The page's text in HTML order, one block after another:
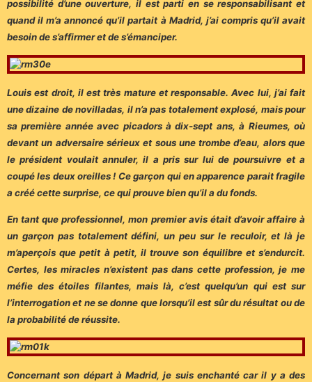
possibilité d’une ouverture, il est parti en se responsabilisant et
quand il m’a annoncé qu’il partait à Madrid, j’ai compris qu’il avait
besoin de s’affirmer et de s’émanciper.
Louis est droit, il est très mature et responsable. Avec lui, j’ai fait
une dizaine de novilladas, il n’a pas totalement explosé, mais pour
sa première année avec picadors à dix-sept ans, à Rieumes, où
devant un adversaire sérieux et sous une trombe d’eau, alors que
le président voulait annuler, il a pris sur lui de poursuivre et a
coupé les deux oreilles ! Ce garçon qui en apparence parait fragile
a créé cette surprise, ce qui prouve bien qu’il a du fonds.
En tant que professionnel, mon premier avis était d’avoir affaire à
un garçon pas totalement défini, un peu sur le reculoir, et là je
m’aperçois que petit à petit, il trouve son équilibre et s’endurcit.
Certes, les miracles n’existent pas dans cette profession, je me
méfie des étoiles filantes, mais là, c’est quelqu’un qui est sur
l’interrogation et ne se donne que lorsqu’il est sûr du résultat ou de
la probabilité de réussite.
Concernant son départ à Madrid, je suis enchanté car il y a des